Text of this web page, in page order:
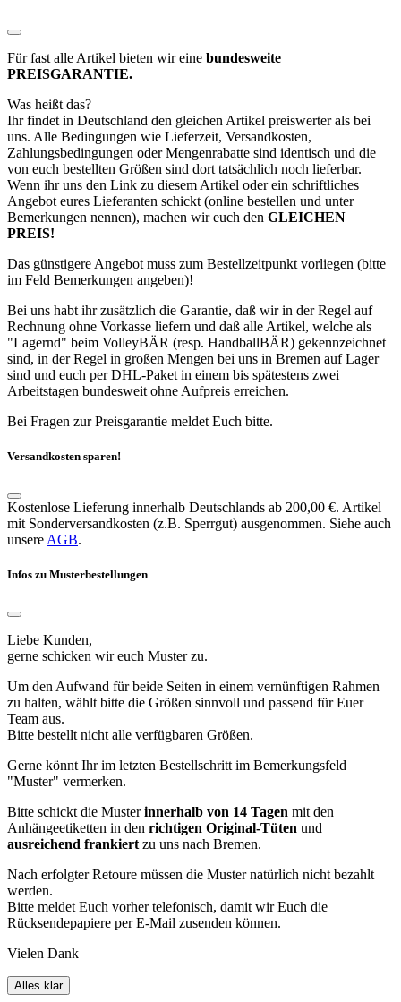
Für fast alle Artikel bieten wir eine bundesweite
PREISGARANTIE.
Was heißt das?
Ihr findet in Deutschland den gleichen Artikel preiswerter als bei
uns. Alle Bedingungen wie Lieferzeit, Versandkosten,
Zahlungsbedingungen oder Mengenrabatte sind identisch und die
von euch bestellten Größen sind dort tatsächlich noch lieferbar.
Wenn ihr uns den Link zu diesem Artikel oder ein schriftliches
Angebot eures Lieferanten schickt (online bestellen und unter
Bemerkungen nennen), machen wir euch den GLEICHEN
PREIS!
Das günstigere Angebot muss zum Bestellzeitpunkt vorliegen (bitte
im Feld Bemerkungen angeben)!
Bei uns habt ihr zusätzlich die Garantie, daß wir in der Regel auf
Rechnung ohne Vorkasse liefern und daß alle Artikel, welche als
"Lagernd" beim VolleyBÄR (resp. HandballBÄR) gekennzeichnet
sind, in der Regel in großen Mengen bei uns in Bremen auf Lager
sind und euch per DHL-Paket in einem bis spätestens zwei
Arbeitstagen bundesweit ohne Aufpreis erreichen.
Bei Fragen zur Preisgarantie meldet Euch bitte.
Versandkosten sparen!
Kostenlose Lieferung innerhalb Deutschlands ab 200,00 €. Artikel
mit Sonderversandkosten (z.B. Sperrgut) ausgenommen. Siehe auch
unsere AGB.
Infos zu Musterbestellungen
Liebe Kunden,
gerne schicken wir euch Muster zu.
Um den Aufwand für beide Seiten in einem vernünftigen Rahmen
zu halten, wählt bitte die Größen sinnvoll und passend für Euer
Team aus.
Bitte bestellt nicht alle verfügbaren Größen.
Gerne könnt Ihr im letzten Bestellschritt im Bemerkungsfeld
"Muster" vermerken.
Bitte schickt die Musterinnerhalb von 14 Tagen mit den
Anhängeetiketten in den richtigen Original-Tüten und
ausreichend frankiertzu uns nach Bremen.
Nach erfolgter Retoure müssen die Muster natürlich nicht bezahlt
werden.
Bitte meldet Euch vorher telefonisch, damit wir Euch die
Rücksendepapiere per E-Mail zusenden können.
Vielen Dank
Alles klar